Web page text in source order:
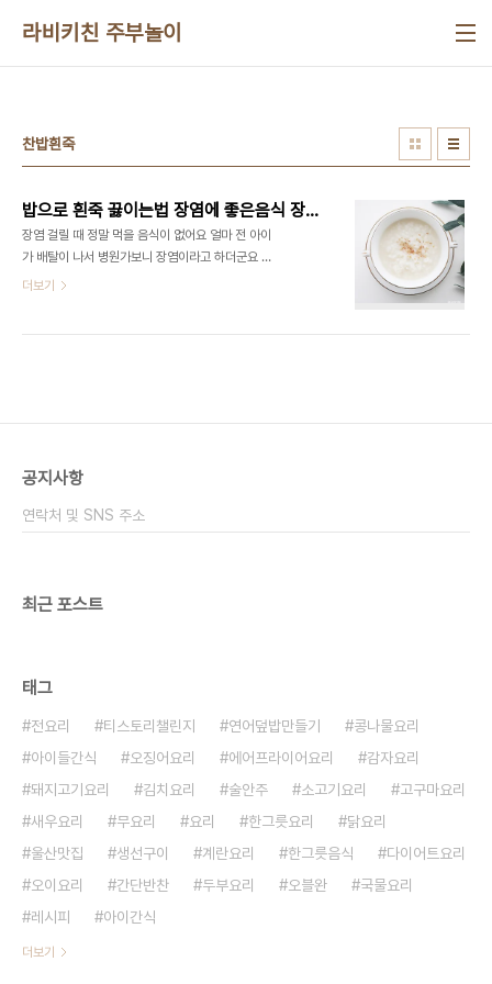
라비키친 주부놀이
찬밥흰죽
밥으로 흰죽 끓이는법 장염에 좋은음식 장염죽
장염 걸릴 때 정말 먹을 음식이 없어요 얼마 전 아이
가 배탈이 나서 병원가보니 장염이라고 하더군요 미
음을 먹다가 흰죽을 먹어도 된다고 해서 만들어 보았
웨트를 먹곤 하니 참고하세요! 냄비에 우선 참기름 1
참기름이라도 넣으면 고소하니 먹을만하더라고요 1
더보기
공지사항
연락처 및 SNS 주소
최근 포스트
태그
전요리 티스토리챌린지 연어덮밥만들기
콩나물요리
아이들간식
오징어요리 에어프라이어요리
감자요리
돼지고기요리
김치요리 술안주 소고기요리
고구마요리
새우요리
무요리 요리 한그릇요리
닭요리
울산맛집
생선구이 계란요리 한그릇음식
다이어트요리
오이요리
간단반찬 두부요리 오블완
국물요리
레시피
아이간식
더보기